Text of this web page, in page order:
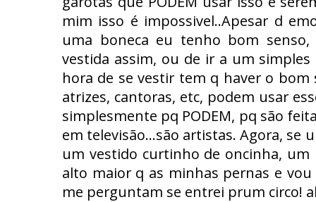
mim isso é impossivel..Apesar d
uma boneca eu tenho bom
vestida assim, ou de ir a um
hora de se vestir tem q haver o bom
atrizes, cantoras, etc, podem usar
simplesmente pq PODEM, pq são
em televisão...são artistas. Agora, se
um vestido curtinho de oncinha, um
alto maior q as minhas pernas e
me perguntam se entrei prum circo!